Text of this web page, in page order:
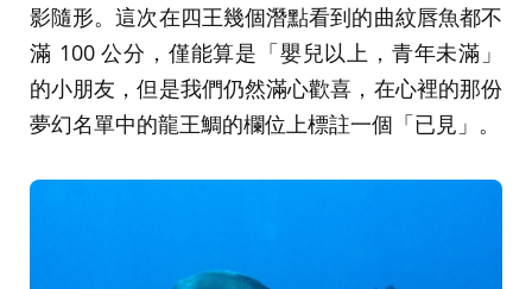
影隨形。這次在四王幾個潛點看到的曲紋唇魚都不
滿 100 公分，僅能算是「嬰兒以上，青年未滿」
的小朋友，但是我們仍然滿心歡喜，在心裡的那份
夢幻名單中的龍王鯛的欄位上標註一個「已見」。